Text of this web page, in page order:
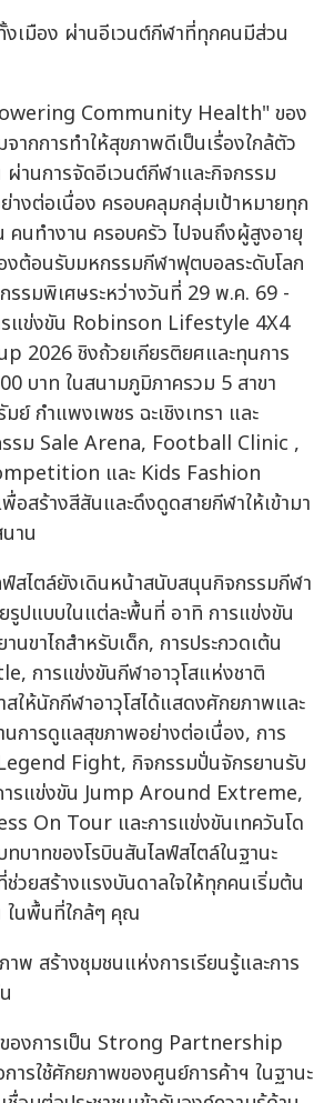
เมือง ผ่านอีเวนต์กีฬาที่ทุกคนมีส่วน
Community Health" ของ
ากการทำให้สุขภาพดีเป็นเรื่องใกล้ตัว
านการจัดอีเวนต์กีฬาและกิจกรรม
างต่อเนื่อง ครอบคลุมกลุ่มเป้าหมายทุก
คนทำงาน ครอบครัว ไปจนถึงผู้สูงอายุ
งต้อนรับมหกรรมกีฬาฟุตบอลระดับโลก
รมพิเศษระหว่างวันที่ 29 พ.ค. 69 -
รแข่งขัน Robinson Lifestyle 4X4
2026 ชิงถ้วยเกียรติยศและทุนการ
บาท ในสนามภูมิภาครวม 5 สาขา
กำแพงเพชร ฉะเชิงเทรา และ
รม Sale Arena, Football Clinic ,
และ Kids Fashion
อสร้างสีสันและดึงดูดสายกีฬาให้เข้ามา
าน
สไตล์ยังเดินหน้าสนับสนุนกิจกรรมกีฬา
รูปแบบในแต่ละพื้นที่ อาทิ การแข่งขัน
ขาไถสำหรับเด็ก, การประกวดเต้น
การแข่งขันกีฬาอาวุโสแห่งชาติ
สให้นักกีฬาอาวุโสได้แสดงศักยภาพและ
การดูแลสุขภาพอย่างต่อเนื่อง, การ
Fight, กิจกรรมปั่นจักรยานรับ
รแข่งขัน Jump Around Extreme,
On Tour และการแข่งขันเทควันโด
บาทของโรบินสันไลฟ์สไตล์ในฐานะ
วยสร้างแรงบันดาลใจให้ทุกคนเริ่มต้น
ในพื้นที่ใกล้ๆ คุณ
พ สร้างชุมชนแห่งการเรียนรู้และการ
องการเป็น Strong Partnership
รใช้ศักยภาพของศูนย์การค้าฯ ในฐานะ